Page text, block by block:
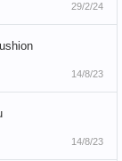
29/2/24
14/8/23
14/8/23